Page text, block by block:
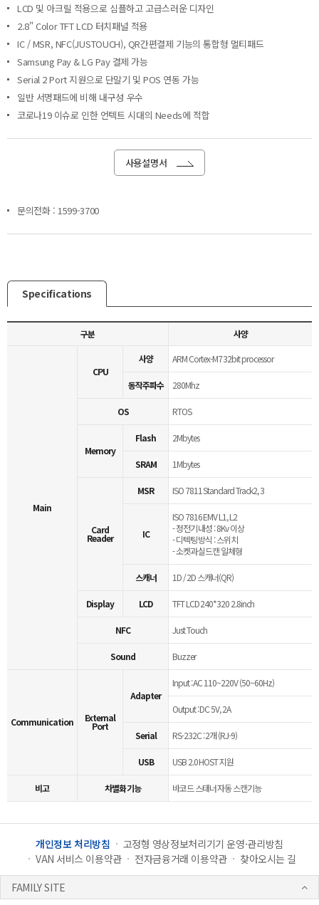
LCD 및 아크릴 적용으로 심플하고 고급스러운 디자인
2.8" Color TFT LCD 터치패널 적용
IC / MSR, NFC(JUSTOUCH), QR간편결제 기능의 통합형 멀티패드
Samsung Pay & LG Pay 결제 가능
Serial 2 Port 지원으로 단말기 및 POS 연동 가능
일반 서명패드에 비해 내구성 우수
코로나19 이슈로 인한 언텍트 시대의 Needs에 적합
사용설명서
문의전화 : 1599-3700
Specifications
구분 사양
Main
CPU
사양 ARM Cortex-M7 32bit processor
동작주파수 280Mhz
OS RTOS
Memory
Flash 2Mbytes
SRAM 1Mbytes
Card
Reader
MSR ISO 7811 Standard Track2, 3
IC
ISO 7816 EMV L1, L2
- 정전기 내성 : 8Kv 이상
- 디텍팅 방식 : 스위치
- 소켓과 실드캔 일체형
스캐너 1D / 2D 스캐너(QR)
Display LCD TFT LCD 240*320 2.8inch
NFC Just Touch
Sound Buzzer
Communication External
Port
Adapter
Input : AC 110~220V (50~60Hz)
Output : DC 5V, 2A
Serial RS-232C : 2개 (RJ-9)
USB USB 2.0 HOST 지원
비고 차별화 기능 바코드 스태너 자동 스캔기능
개인정보 처리방침
고정형 영상정보처리기기 운영·관리방침
VAN 서비스 이용약관
전자금융거래 이용약관
찾아오시는 길
FAMILY SITE